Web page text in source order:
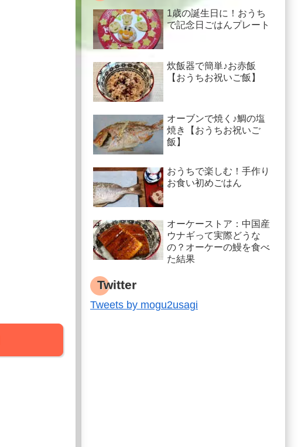
1歳の誕生日に！おうち
で記念日ごはんプレート
炊飯器で簡単♪お赤飯
【おうちお祝いご飯】
オーブンで焼く♪鯛の塩
焼き【おうちお祝いご
飯】
おうちで楽しむ！手作り
お食い初めごはん
オーケーストア：中国産
ウナギって実際どうな
の？オーケーの鰻を食べ
た結果
Twitter
Tweets by mogu2usagi